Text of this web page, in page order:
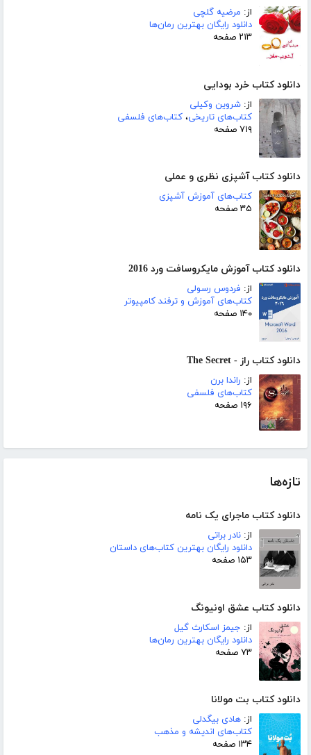
از: مرضیه گلچی
دانلود رایگان بهترین رمان‌ها
۲۱۳ صفحه
دانلود کتاب خرد بودایی
از: شروین وکیلی
کتاب‌های تاریخی، کتاب‌های فلسفی
۷۱۹ صفحه
دانلود کتاب آشپزی نظری و عملی
کتاب‌های آموزش آشپزی
۳۵ صفحه
دانلود کتاب آموزش مایکروسافت ورد 2016
از: فردوس رسولی
کتاب‌های آموزش و ترفند کامپیوتر
۱۴۰ صفحه
دانلود کتاب راز - The Secret
از: راندا برن
کتاب‌های فلسفی
۱۹۶ صفحه
تازه‌ها
دانلود کتاب ماجرای یک نامه
از: نادر براتی
دانلود رایگان بهترین کتاب‌های داستان
۱۵۳ صفحه
دانلود کتاب عشق اونیونگ
از: جیمز اسکارث گیل
دانلود رایگان بهترین رمان‌ها
۷۳ صفحه
دانلود کتاب بت مولانا
از: هادی بیگدلی
کتاب‌های اندیشه و مذهب
۱۳۴ صفحه